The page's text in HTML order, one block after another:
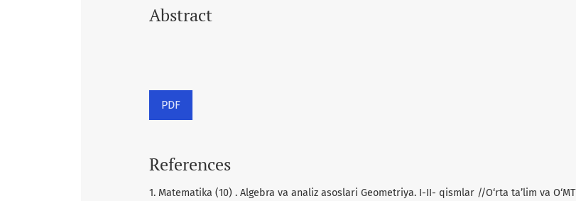
Abstract
PDF
References
1. Matematika (10) . Algebra va analiz asoslari Geometriya. I-II- qismlar //O‘rta ta’lim va O‘MT